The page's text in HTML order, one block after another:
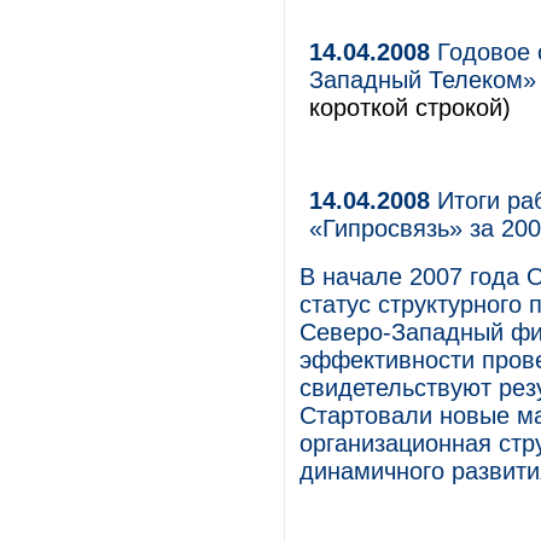
14.04.2008 Годовое
Западный Телеком»
короткой строкой)
14.04.2008 Итоги
«Гипросвязь» за
В начале 2007 года
статус
Северо-Западный
эффективности
свидетельствуют
Cтартовали новые
организационная
динамичного